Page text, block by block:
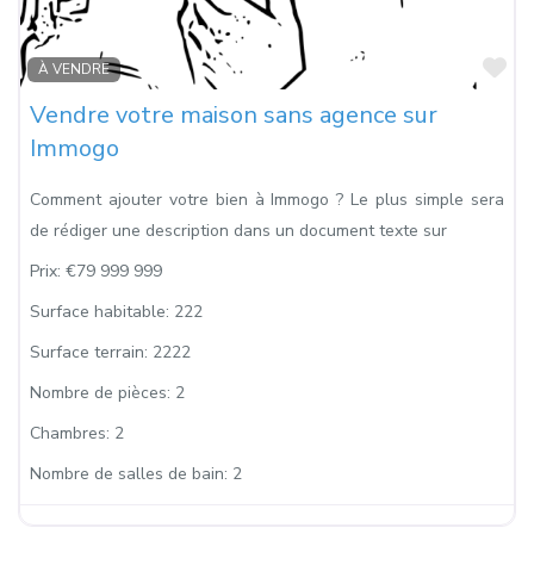
À VENDRE
Vendre votre maison sans agence sur
Immogo
Comment ajouter votre bien à Immogo ? Le plus simple sera
de rédiger une description dans un document texte sur
Prix: €79 999 999
Surface habitable: 222
Surface terrain: 2222
Nombre de pièces: 2
Chambres: 2
Nombre de salles de bain: 2